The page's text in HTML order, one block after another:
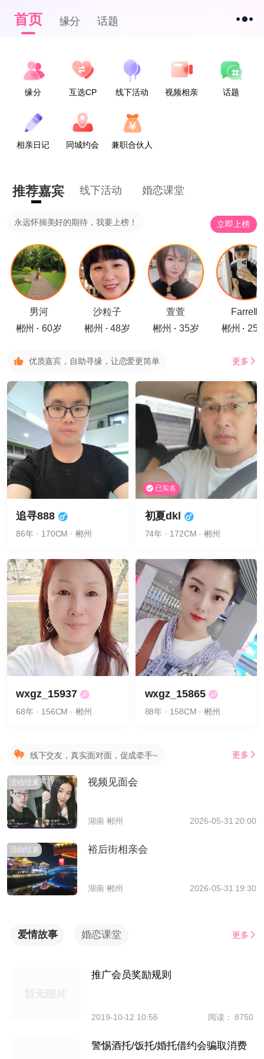
首页 缘分 话题
缘分 互选CP 线下活动 视频相亲 话题
相亲日记 同城约会 兼职合伙人
推荐嘉宾 线下活动 婚恋课堂
永远怀揣美好的期待，我要上榜！ 立即上榜
男河
郴州 · 60岁
沙粒子
郴州 · 48岁
萱萱
郴州 · 35岁
Farrell
郴州 · 25
优质嘉宾，自助寻缘，让恋爱更简单 更多
追寻888
86年 · 170CM · 郴州
已实名
初夏dkl
74年 · 172CM · 郴州
wxgz_15937
68年 · 156CM · 郴州
wxgz_15865
88年 · 158CM · 郴州
线下交友，真实面对面，促成牵手~ 更多
活动结束 视频见面会
湖南 郴州 2026-05-31 20:00
活动结束 裕后街相亲会
湖南 郴州 2026-05-31 19:30
爱情故事 婚恋课堂 更多
推广会员奖励规则
2019-10-12 10:56 阅读： 8750
警惕酒托/饭托/婚托借约会骗取消费